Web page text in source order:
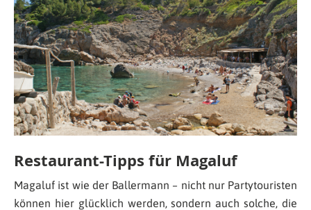
Restaurant-Tipps für Magaluf
Magaluf ist wie der Ballermann – nicht nur Partytouristen
können hier glücklich werden, sondern auch solche, die